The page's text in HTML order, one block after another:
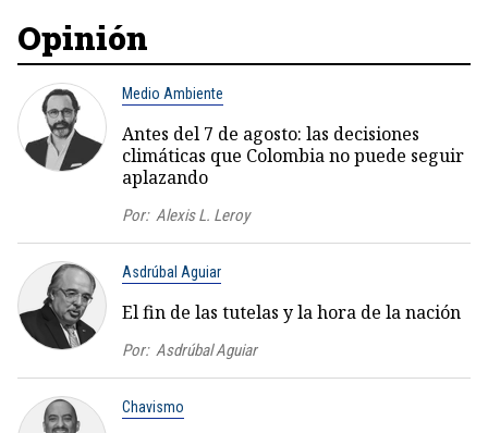
Opinión
Medio Ambiente
Antes del 7 de agosto: las decisiones
climáticas que Colombia no puede seguir
aplazando
Por: Alexis L. Leroy
Asdrúbal Aguiar
El fin de las tutelas y la hora de la nación
Por: Asdrúbal Aguiar
Chavismo